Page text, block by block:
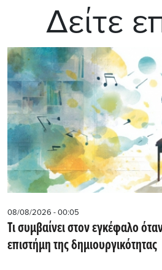
Δείτε
08/08/2026 - 00:05
Τι συμβαίνει στον εγκέφαλο
επιστήμη της δημιουργικότητας